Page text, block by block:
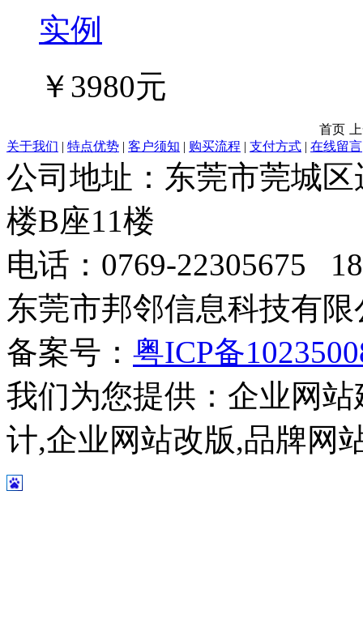
实例
￥3980元
首页
关于我们 | 特点优势 | 客户须知 | 购买流程 | 支付方式 | 在线留言
公司地址：东莞市莞城
楼B座11楼
电话：0769-22305675
东莞市邦邻信息科技有
备案号： 粤ICP备
我们为您提供：企业网
计,企业网站改版,品牌网